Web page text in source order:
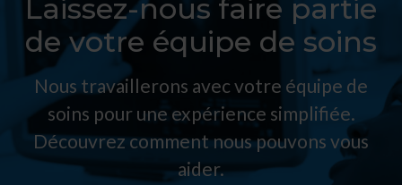
Laissez-nous faire partie
de votre équipe de soins
Nous travaillerons avec votre équipe de
soins pour une expérience simplifiée.
Découvrez comment nous pouvons vous
aider.